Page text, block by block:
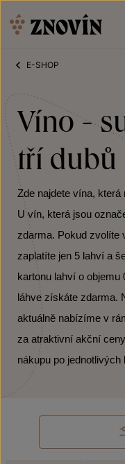
E-SHOP
Víno -
tří dubů
Zde najdete vína,
U vín, která jsou
zdarma. Pokud zvolíte
zaplatíte jen 5 lahví a
kartonu lahví o objemu
láhve získáte zdarma.
aktuálně nabízíme v
za atraktivní akční
nákupu po jednotlivých